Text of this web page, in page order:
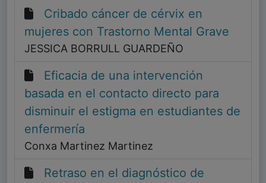
Cribado cáncer de cérvix en
mujeres con Trastorno Mental Grave
JESSICA BORRULL GUARDEÑO
Eficacia de una intervención
basada en el contacto directo para
disminuir el estigma en estudiantes de
enfermería
Conxa Martinez Martinez
Retraso en el diagnóstico de